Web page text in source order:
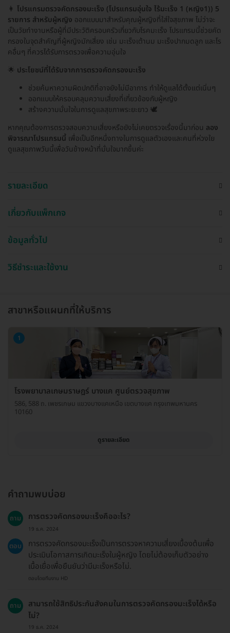
👩 โปรแกรมตรวจคัดกรองมะเร็ง (โปรแกรมอุ่นใจ ไร้มะเร็ง 1 (หญิง1)) 5
รายการ สำหรับผู้หญิง ออกแบบมาสำหรับคุณผู้หญิงที่ใส่ใจสุขภาพ ไม่ว่าจะ
เป็นวัยทำงานหรือผู้ที่มีประวัติครอบครัวเกี่ยวกับโรคมะเร็ง โปรแกรมนี้ช่วยคัด
กรองในจุดสำคัญที่ผู้หญิงมักเสี่ยง เช่น มะเร็งเต้านม มะเร็งปากมดลูก และโร
คอื่นๆ ที่ควรได้รับการตรวจเพื่อความอุ่นใจ
🌟 ประโยชน์ที่ได้รับจากการตรวจคัดกรองมะเร็ง
ช่วยค้นหาความผิดปกติที่อาจยังไม่มีอาการ ทำให้ดูแลได้ตั้งแต่เนิ่นๆ
ออกแบบให้ครอบคลุมความเสี่ยงที่เกี่ยวข้องกับผู้หญิง
สร้างความมั่นใจในการดูแลสุขภาพระยะยาว 🕊️
หากคุณต้องการตรวจสอบความเสี่ยงหรือยังไม่เคยตรวจเรื่องนี้มาก่อน ลอง
พิจารณาโปรแกรมนี้ เพื่อเป็นอีกหนึ่งทางในการดูแลตัวเองและคนที่ห่วงใย
ดูแลสุขภาพวันนี้เพื่อวันข้างหน้าที่มั่นใจมากขึ้นค่ะ
รายละเอียด
เกี่ยวกับแพ็กเกจ
ข้อมูลทั่วไป
วิธีชำระและใช้งาน
สาขาหรือแผนกที่ให้บริการ
1
โรงพยาบาลเกษมราษฎร์ บางแค ศูนย์ตรวจสุขภาพ
586, 588 ถ. เพชรเกษม แขวงบางแคเหนือ เขตบางแค กรุงเทพมหานคร
10160
ดูรายละเอียด
คำถามพบบ่อย
ถาม การตรวจคัดกรองมะเร็งคืออะไร?
19 ธ.ค. 2024
ตอบ
การตรวจคัดกรองมะเร็งเป็นการตรวจหาความเสี่ยงเบื้องต้นเพื่อ
ประเมินโอกาสการเกิดมะเร็งในผู้หญิง โดยไม่ต้องเก็บตัวอย่าง
เนื้อเยื่อเพื่อยืนยันว่ามีมะเร็งหรือไม่.
ตอบโดยทีมงาน HD
ถาม
สามารถใช้สิทธิประกันสังคมในการตรวจคัดกรองมะเร็งได้หรือ
ไม่?
19 ธ.ค. 2024